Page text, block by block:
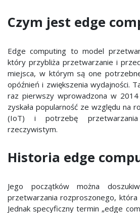
Czym jest edge
Edge computing to model
który przybliża przetwarzanie i
miejsca, w którym są one
opóźnień i zwiększenia wydajności.
raz pierwszy wprowadzona w
zyskała popularność ze względu na
(IoT) i potrzebę
rzeczywistym.
Historia edge
Jego początków można
przetwarzania rozproszonego, która
Jednak specyficzny termin „edge